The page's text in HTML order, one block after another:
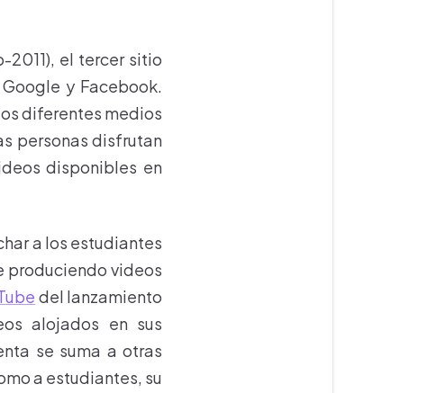
2011), el tercer sitio
y Facebook.
diferentes medios
personas disfrutan
disponibles en
a los estudiantes
produciendo videos
del lanzamiento
alojados en sus
se suma a otras
a estudiantes, su